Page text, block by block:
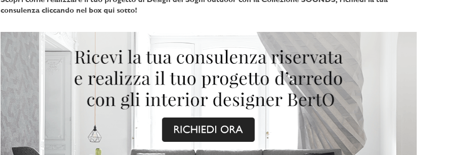
consulenza cliccando nel box qui sotto!